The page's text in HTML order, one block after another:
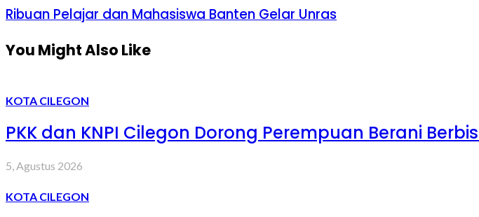
Ribuan Pelajar dan Mahasiswa Banten Gelar Unras
You Might Also Like
KOTA CILEGON
PKK dan KNPI Cilegon Dorong Perempuan Berani
5, Agustus 2026
KOTA CILEGON